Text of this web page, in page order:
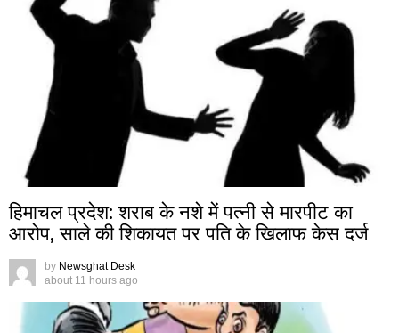
हिमाचल प्रदेश: शराब के नशे में पत्नी से मारपीट का
आरोप, साले की शिकायत पर पति के खिलाफ केस दर्ज
by Newsghat Desk
about 11 hours ago